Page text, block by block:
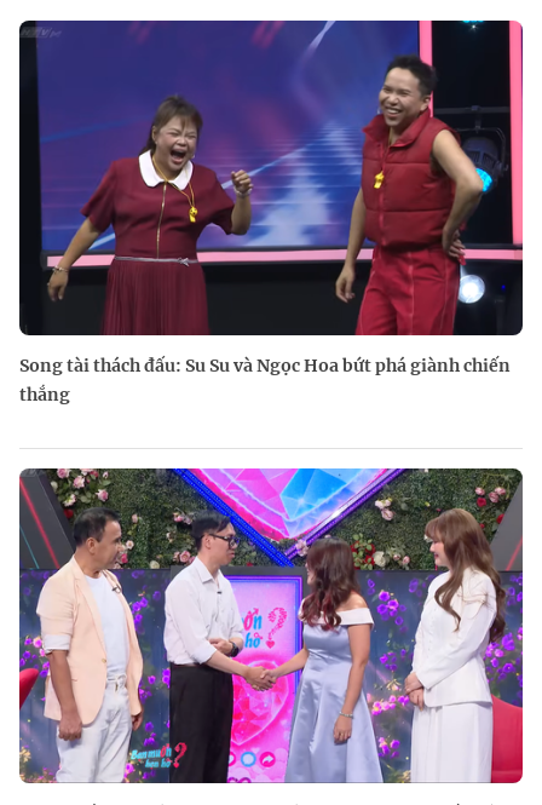
Song tài thách đấu: Su Su và Ngọc Hoa bứt phá giành chiến
thắng